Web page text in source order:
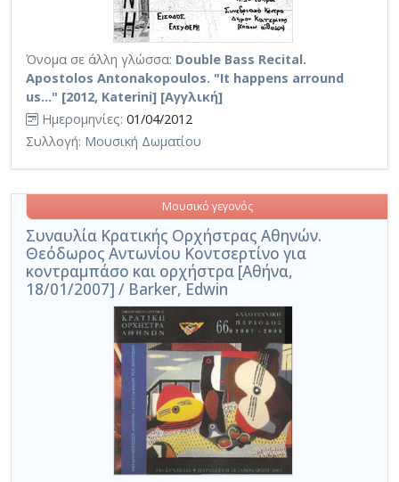
Όνομα σε άλλη γλώσσα: Double Bass Recital.
Apostolos Antonakopoulos. "It happens arround
us..." [2012, Katerini] [Αγγλική]
Ημερομηνίες: 01/04/2012
Συλλογή: Μουσική Δωματίου
Συναυλία Κρατικής Ορχήστρας Αθηνών.
Θεόδωρος Αντωνίου Κοντσερτίνο για
κοντραμπάσο και ορχήστρα [Αθήνα,
18/01/2007] / Barker, Edwin
Μουσικό γεγονός